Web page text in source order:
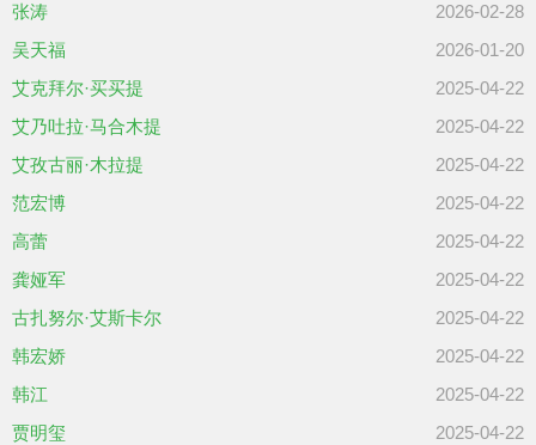
张涛
2026-02-28
吴天福
2026-01-20
艾克拜尔·买买提
2025-04-22
艾乃吐拉·马合木提
2025-04-22
艾孜古丽·木拉提
2025-04-22
范宏博
2025-04-22
高蕾
2025-04-22
龚娅军
2025-04-22
古扎努尔·艾斯卡尔
2025-04-22
韩宏娇
2025-04-22
韩江
2025-04-22
贾明玺
2025-04-22